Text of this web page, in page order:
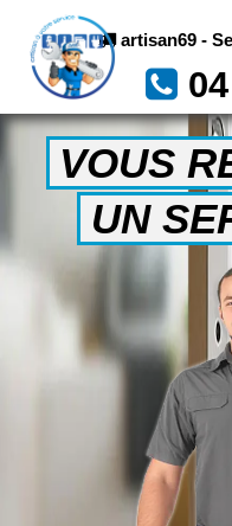
artisan69 -
VOUS
UN